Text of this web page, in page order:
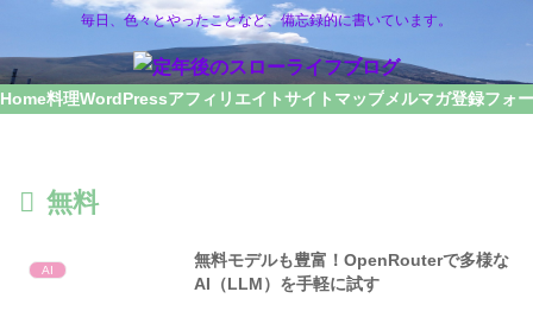
毎日、色々とやったことなど、備忘録的に書いています。
Home料理WordPressアフィリエイトサイトマップメルマガ登録フォ
無料
AI
無料モデルも豊富！OpenRouterで多様な
AI（LLM）を手軽に試す